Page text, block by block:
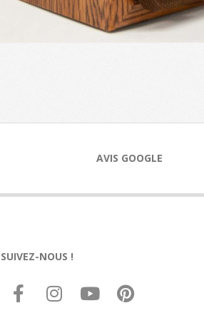
AVIS GOOGLE
SUIVEZ-NOUS !